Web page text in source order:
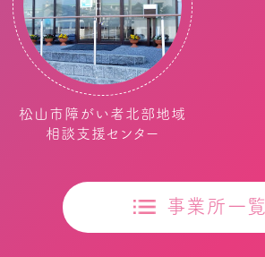
松山市障がい者北部地域
相談支援センター
事業所一覧